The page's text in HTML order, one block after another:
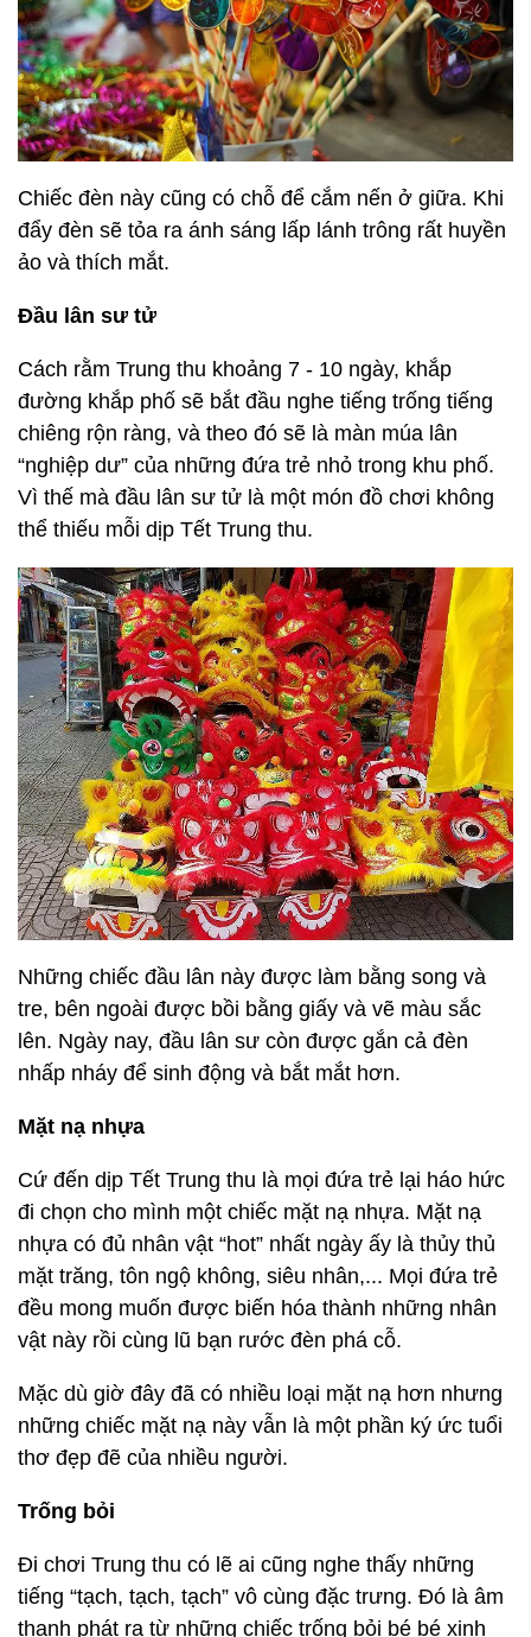
Chiếc đèn này cũng có chỗ để cắm nến ở giữa. Khi
đẩy đèn sẽ tỏa ra ánh sáng lấp lánh trông rất huyền
ảo và thích mắt.
Đầu lân sư tử
Cách rằm Trung thu khoảng 7 - 10 ngày, khắp
đường khắp phố sẽ bắt đầu nghe tiếng trống tiếng
chiêng rộn ràng, và theo đó sẽ là màn múa lân
“nghiệp dư” của những đứa trẻ nhỏ trong khu phố.
Vì thế mà đầu lân sư tử là một món đồ chơi không
thể thiếu mỗi dịp Tết Trung thu.
Những chiếc đầu lân này được làm bằng song và
tre, bên ngoài được bồi bằng giấy và vẽ màu sắc
lên. Ngày nay, đầu lân sư còn được gắn cả đèn
nhấp nháy để sinh động và bắt mắt hơn.
Mặt nạ nhựa
Cứ đến dịp Tết Trung thu là mọi đứa trẻ lại háo hức
đi chọn cho mình một chiếc mặt nạ nhựa. Mặt nạ
nhựa có đủ nhân vật “hot” nhất ngày ấy là thủy thủ
mặt trăng, tôn ngộ không, siêu nhân,... Mọi đứa trẻ
đều mong muốn được biến hóa thành những nhân
vật này rồi cùng lũ bạn rước đèn phá cỗ.
Mặc dù giờ đây đã có nhiều loại mặt nạ hơn nhưng
những chiếc mặt nạ này vẫn là một phần ký ức tuổi
thơ đẹp đẽ của nhiều người.
Trống bỏi
Đi chơi Trung thu có lẽ ai cũng nghe thấy những
tiếng “tạch, tạch, tạch” vô cùng đặc trưng. Đó là âm
thanh phát ra từ những chiếc trống bỏi bé bé xinh